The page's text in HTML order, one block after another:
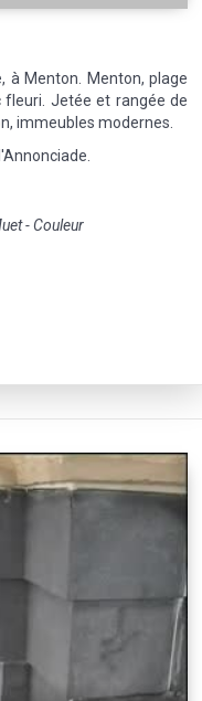
à Menton. Menton, plage
fleuri. Jetée et rangée de
immeubles modernes.
- Couleur